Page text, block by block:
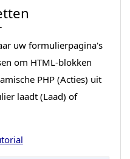
uw formulierpagina's
om HTML-blokken
PHP (Acties) uit
laadt (Laad) of